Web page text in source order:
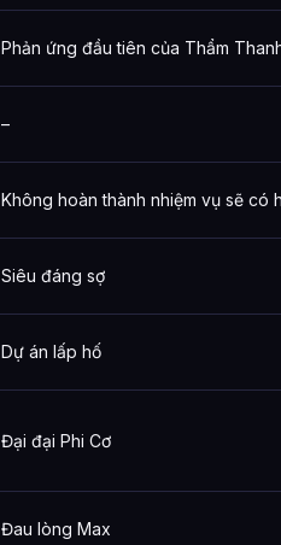
Phản ứng đầu tiên của Thẩm
–
Không hoàn thành nhiệm vụ sẽ có
Siêu đáng sợ
Dự án lấp hố
Đại đại Phi Cơ
Đau lòng Max